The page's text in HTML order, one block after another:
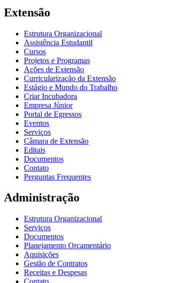
Extensão
Estrutura Organizacional
Assistência Estudantil
Cursos
Projetos e Programas
Ações de Extensão
Curricularização da Extensão
Estágio e Mundo do Trabalho
Criar Incubadora
Empresa Júnior
Portal de Egressos
Eventos
Serviços
Câmara de Extensão
Editais
Documentos
Contato
Perguntas Frequentes
Administração
Estrutura Organizacional
Serviços
Documentos
Planejamento Orçamentário
Aquisições
Gestão de Contratos
Receitas e Despesas